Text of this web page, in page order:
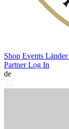
Shop Events Länder
Partner Log In
de